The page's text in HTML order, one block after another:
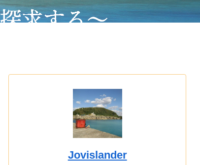
Jovislander